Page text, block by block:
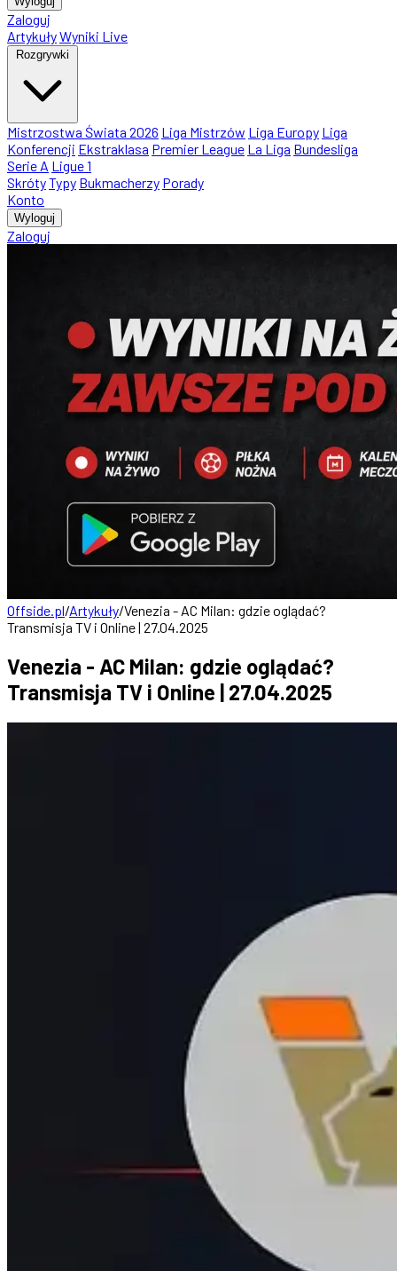
Zaloguj
ArtykułyWyniki Live
Rozgrywki
Mistrzostwa Świata 2026 Liga Mistrzów Liga Europy Liga
Konferencji Ekstraklasa Premier League La Liga Bundesliga
Serie A Ligue 1
SkrótyTypy Bukmacherzy Porady
Konto
Wyloguj
Zaloguj
Offside.pl/Artykuły/Venezia - AC Milan: gdzie oglądać?
Transmisja TV i Online | 27.04.2025
Venezia - AC Milan: gdzie oglądać?
Transmisja TV i Online | 27.04.2025